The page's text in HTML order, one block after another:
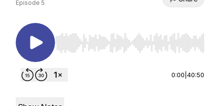
Episode 5
Use Left/Right to seek, Home/End to jump to
0:00 40:50